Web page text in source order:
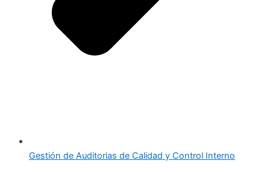
Gestión de Auditorias de Calidad y Control Interno